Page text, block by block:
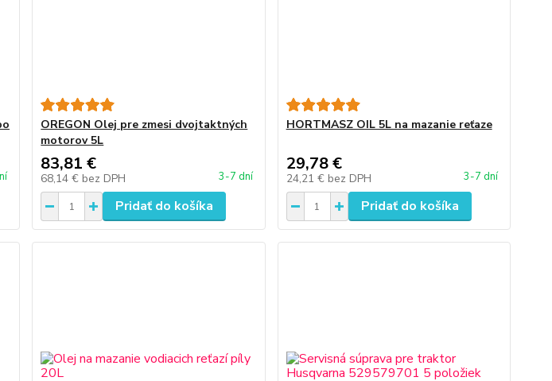
OREGON Olej pre zmesi dvojtaktných
motorov 5L
83,81 €
68,14 € bez DPH 3-7 dní
Pridať do košíka
HORTMASZ OIL 5L na mazanie reťaze
29,78 €
24,21 € bez DPH 3-7 dní
Pridať do košíka